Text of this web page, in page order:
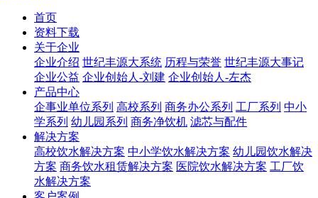
首页
资料下载
关于企业
企业介绍 世纪丰源大系统 历程与荣誉 世纪丰源大事记
企业公益 企业创始人-刘建 企业创始人-左杰
产品中心
企事业单位系列 高校系列 商务办公系列 工厂系列 中小
学系列 幼儿园系列 商务净饮机 滤芯与配件
解决方案
高校饮水解决方案 中小学饮水解决方案 幼儿园饮水解决
方案 商务饮水租赁解决方案 医院饮水解决方案 工厂饮
水解决方案